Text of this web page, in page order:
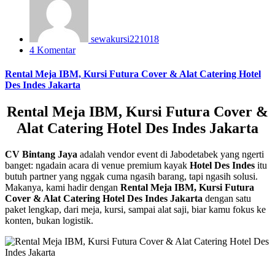
sewakursi221018
4 Komentar
Rental Meja IBM, Kursi Futura Cover & Alat Catering Hotel
Des Indes Jakarta
Rental Meja IBM, Kursi Futura Cover &
Alat Catering Hotel Des Indes Jakarta
CV Bintang Jaya adalah vendor event di Jabodetabek yang ngerti
banget: ngadain acara di venue premium kayak Hotel Des Indes itu
butuh partner yang nggak cuma ngasih barang, tapi ngasih solusi.
Makanya, kami hadir dengan Rental Meja IBM, Kursi Futura
Cover & Alat Catering Hotel Des Indes Jakarta dengan satu
paket lengkap, dari meja, kursi, sampai alat saji, biar kamu fokus ke
konten, bukan logistik.